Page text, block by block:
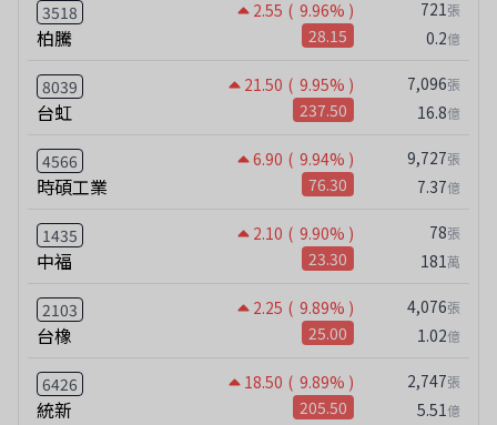
3518 2.55 ( 9.96% )
柏騰 28.15
721張
0.2億
8039 21.50 ( 9.95% )
台虹 237.50
7,096張
16.8億
4566 6.90 ( 9.94% )
時碩工業 76.30
9,727張
7.37億
1435 2.10 ( 9.90% )
中福 23.30
78張
181萬
2103 2.25 ( 9.89% )
台橡 25.00
4,076張
1.02億
6426 18.50 ( 9.89% )
統新 205.50
2,747張
5.51億